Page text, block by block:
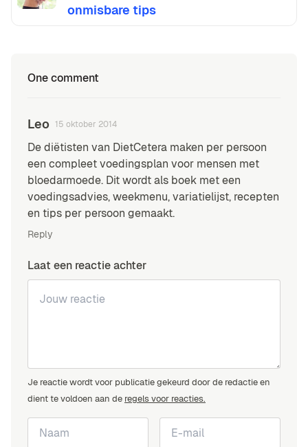
onmisbare tips
One comment
Leo 15 oktober 2014
De diëtisten van DietCetera maken per persoon
een compleet voedingsplan voor mensen met
bloedarmoede. Dit wordt als boek met een
voedingsadvies, weekmenu, variatielijst, recepten
en tips per persoon gemaakt.
Reply
Laat een reactie achter
Je reactie wordt voor publicatie gekeurd door de redactie en
dient te voldoen aan de regels voor reacties.